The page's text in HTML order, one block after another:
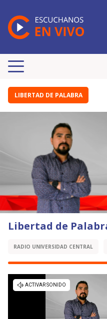
LIBERTAD DE PALABRA
Libertad de
RADIO UNIVERSIDAD CENTRAL